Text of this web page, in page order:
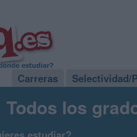
Carreras Selectividad/
Todos los